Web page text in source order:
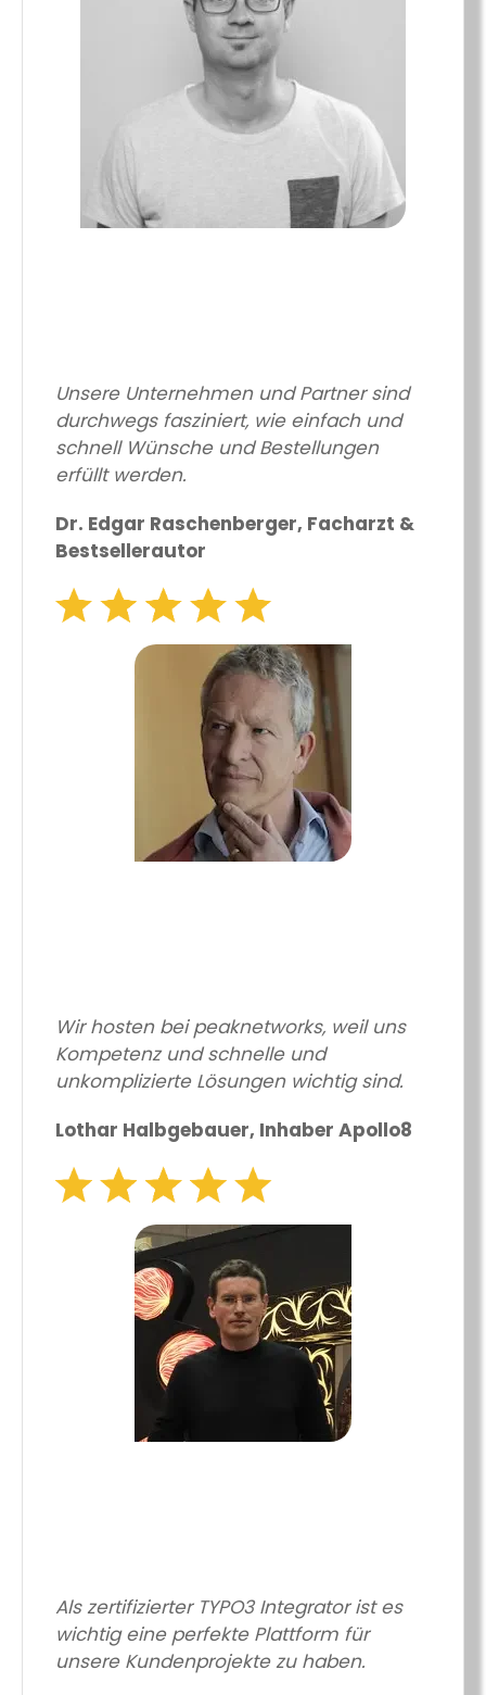
Unsere Unternehmen und Partner sind
durchwegs fasziniert, wie einfach und
schnell Wünsche und Bestellungen
erfüllt werden.
Dr. Edgar Raschenberger, Facharzt &
Bestsellerautor
Wir hosten bei peaknetworks, weil uns
Kompetenz und schnelle und
unkomplizierte Lösungen wichtig sind.
Lothar Halbgebauer, Inhaber Apollo8
Als zertifizierter TYPO3 Integrator ist es
wichtig eine perfekte Plattform für
unsere Kundenprojekte zu haben.